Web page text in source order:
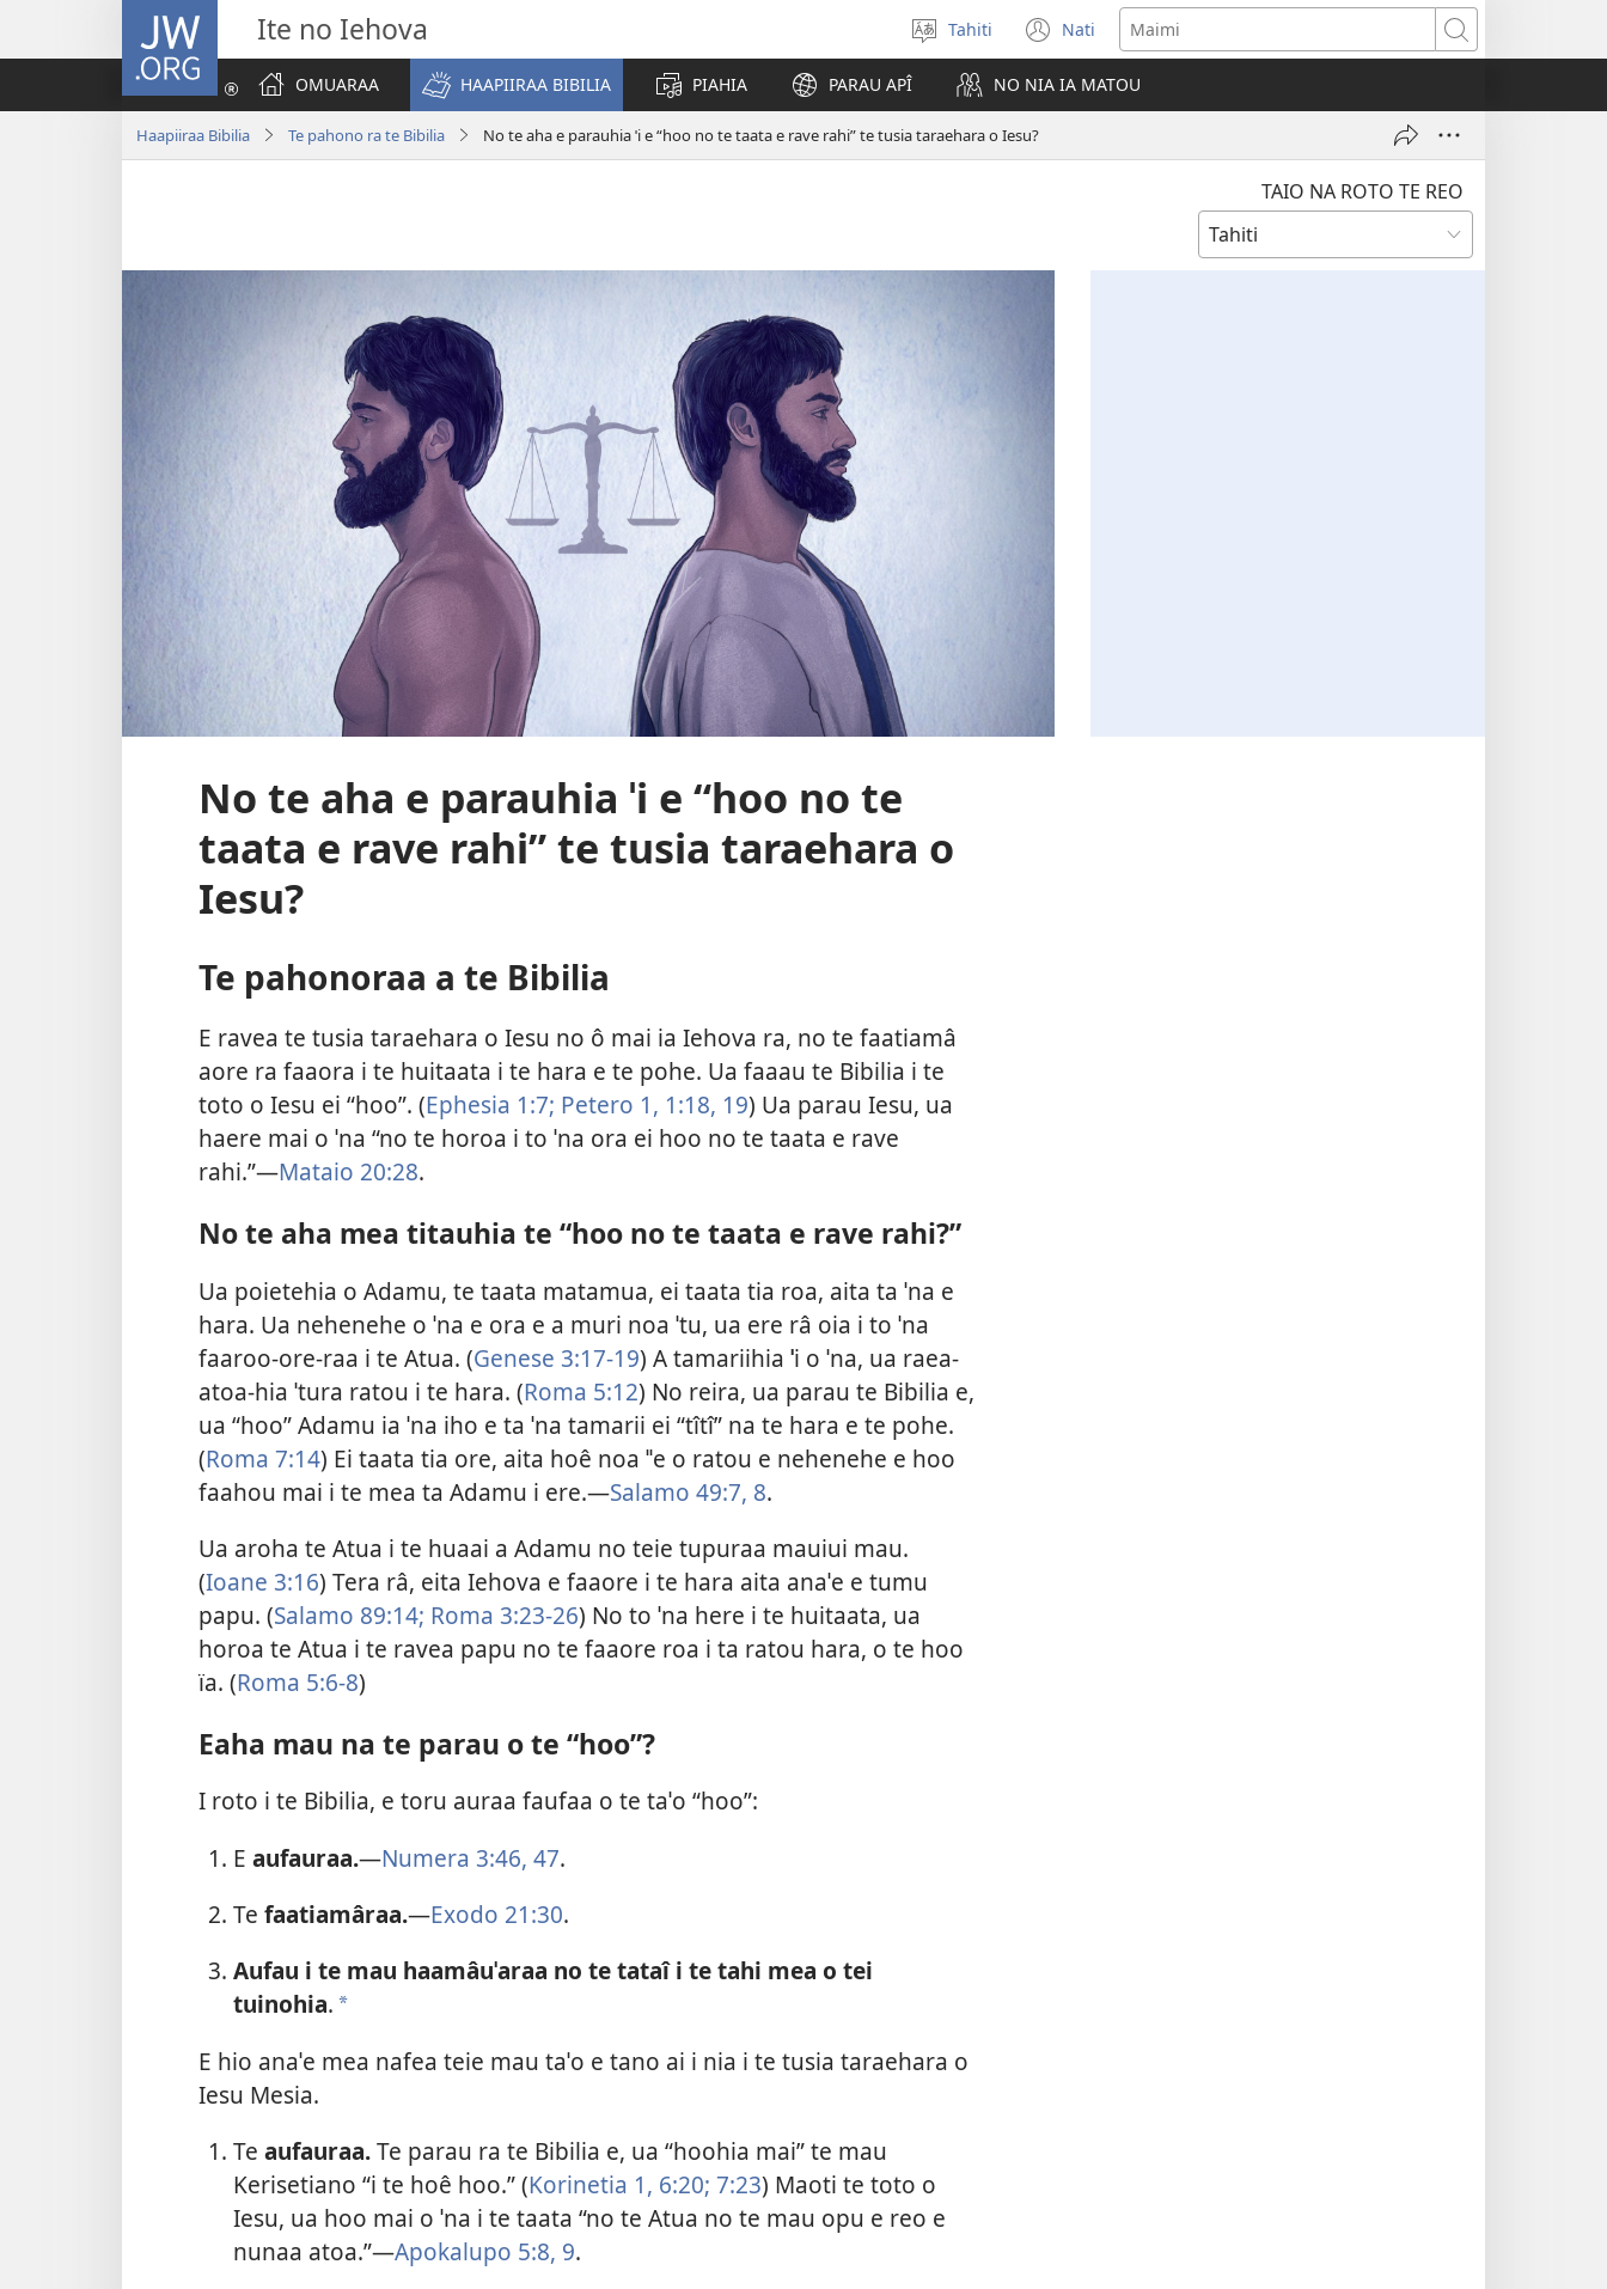
JW.ORG Ite no Iehova
Maiti
te
reo
Tahiti Nati
(opens
new
window)
Maimi
OMUARAA
HAAPIIRAA BIBILIA PIAHIA PARAU APÎ NO NIA IA MATOU
Haapiiraa Bibilia Te pahono ra te Bibilia No te aha e parauhia ˈi e “hoo no te taata e rave rahi” te tusia taraehara o Iesu?
TAIO NA ROTO TE REO
No te aha e parauhia ˈi e “hoo no te
taata e rave rahi” te tusia taraehara o
Iesu?
Te pahonoraa a te Bibilia
E ravea te tusia taraehara o Iesu no ô mai ia Iehova ra, no te faatiamâ
aore ra faaora i te huitaata i te hara e te pohe. Ua faaau te Bibilia i te
toto o Iesu ei “hoo”. (Ephesia 1:7; Petero 1, 1:18, 19) Ua parau Iesu, ua
haere mai o ˈna “no te horoa i to ˈna ora ei hoo no te taata e rave
rahi.”—Mataio 20:28.
No te aha mea titauhia te “hoo no te taata e rave rahi?”
Ua poietehia o Adamu, te taata matamua, ei taata tia roa, aita ta ˈna e
hara. Ua nehenehe o ˈna e ora e a muri noa ˈtu, ua ere râ oia i to ˈna
faaroo-ore-raa i te Atua. (Genese 3:17-19) A tamariihia ˈi o ˈna, ua raea-
atoa-hia ˈtura ratou i te hara. (Roma 5:12) No reira, ua parau te Bibilia e,
ua “hoo” Adamu ia ˈna iho e ta ˈna tamarii ei “tîtî” na te hara e te pohe.
(Roma 7:14) Ei taata tia ore, aita hoê noa ˈˈe o ratou e nehenehe e hoo
faahou mai i te mea ta Adamu i ere.—Salamo 49:7, 8.
Ua aroha te Atua i te huaai a Adamu no teie tupuraa mauiui mau.
(Ioane 3:16) Tera râ, eita Iehova e faaore i te hara aita anaˈe e tumu
papu. (Salamo 89:14; Roma 3:23-26) No to ˈna here i te huitaata, ua
horoa te Atua i te ravea papu no te faaore roa i ta ratou hara, o te hoo
ïa. (Roma 5:6-8)
Eaha mau na te parau o te “hoo”?
I roto i te Bibilia, e toru auraa faufaa o te taˈo “hoo”:
E aufauraa.—Numera 3:46, 47.
Te faatiamâraa.—Exodo 21:30.
Aufau i te mau haamâuˈaraa no te tataî i te tahi mea o tei
tuinohia. a
E hio anaˈe mea nafea teie mau taˈo e tano ai i nia i te tusia taraehara o
Iesu Mesia.
Te aufauraa.Te parau ra te Bibilia e, ua “hoohia mai” te mau
Kerisetiano “i te hoê hoo.” (Korinetia 1, 6:20; 7:23) Maoti te toto o
Iesu, ua hoo mai o ˈna i te taata “no te Atua no te mau opu e reo e
nunaa atoa.”—Apokalupo 5:8, 9.